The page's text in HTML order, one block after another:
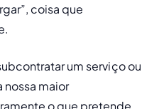
coisa que
um serviço ou
nossa maior
o que pretende